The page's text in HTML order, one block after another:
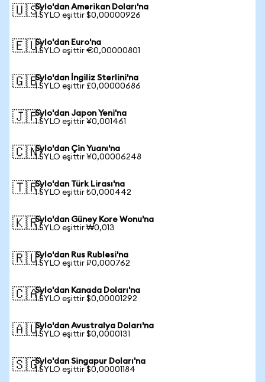
🇺🇸Sylo'dan Amerikan Doları'na
1 SYLO eşittir $0,00000926
🇪🇺Sylo'dan Euro'na
1 SYLO eşittir €0,00000801
🇬🇧Sylo'dan İngiliz Sterlini'na
1 SYLO eşittir £0,00000686
🇯🇵Sylo'dan Japon Yeni'na
1 SYLO eşittir ¥0,001461
🇨🇳Sylo'dan Çin Yuanı'na
1 SYLO eşittir ¥0,00006248
🇹🇷Sylo'dan Türk Lirası'na
1 SYLO eşittir ₺0,000442
🇰🇷Sylo'dan Güney Kore Wonu'na
1 SYLO eşittir ₩0,013
🇷🇺Sylo'dan Rus Rublesi'na
1 SYLO eşittir ₽0,000762
🇨🇦Sylo'dan Kanada Doları'na
1 SYLO eşittir $0,00001292
🇦🇺Sylo'dan Avustralya Doları'na
1 SYLO eşittir $0,0000131
🇸🇬Sylo'dan Singapur Doları'na
1 SYLO eşittir $0,00001184